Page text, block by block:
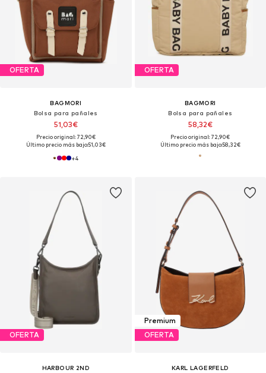
OFERTA
BAGMORI
Bolsa para pañales
51,03€
Precio original: 72,90€
Último precio más bajo:51,03€
+4
OFERTA
BAGMORI
Bolsa para pañales
58,32€
Precio original: 72,90€
Último precio más bajo:58,32€
OFERTA
HARBOUR 2ND
Premium
OFERTA
KARL LAGERFELD